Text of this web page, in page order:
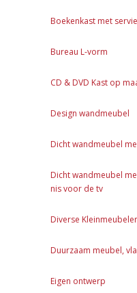
Boekenkast met
Bureau L-vorm
CD & DVD Kast op
Design wandmeubel
Dicht wandmeubel
Dicht wandmeubel
nis voor de tv
Diverse
Duurzaam meubel,
Eigen ontwerp